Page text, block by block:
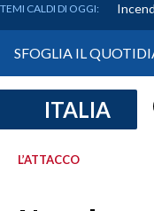
CRONACA SARDEGNA
PROVINCIA DI CAGLIARI
TEMI CALDI DI OGGI:
SFOGLIA IL
ITALIA
L’ATTACCO